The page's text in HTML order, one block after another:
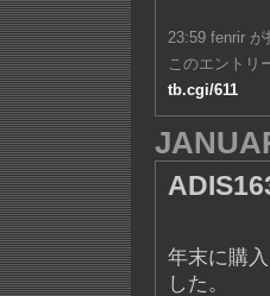
23:59 fenrir が
このエントリ
tb.cgi/611
年末に購
した。